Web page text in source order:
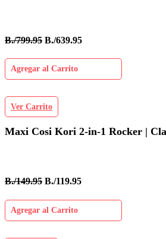
B./799.95 B./639.95
Agregar al Carrito
Ver Carrito
Maxi Cosi Kori 2-in-1 Rocker |
B./149.95 B./119.95
Agregar al Carrito